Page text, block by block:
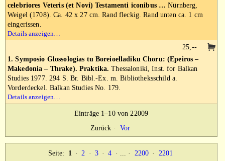
celebriores Veteris (et Novi) Testamenti iconibus … Nürnberg,
Weigel (1708). Ca. 42 x 27 cm. Rand fleckig. Rand unten ca. 1 cm
eingerissen.
Details anzeigen…
1. Symposio Glossologias tu Boreioelladiku Choru: (Epeiros –
Makedonia – Thrake). Praktika. Thessaloniki, Inst. for Balkan
Studies 1977. 294 S. Br. Bibl.-Ex. m. Bibliotheksschild a.
Vorderdeckel. Balkan Studies No. 179.
Details anzeigen…
25,--
Einträge 1–10 von 22009
Zurück · Vor
Seite: 1 · 2 · 3 · 4 · ... · 2200 · 2201